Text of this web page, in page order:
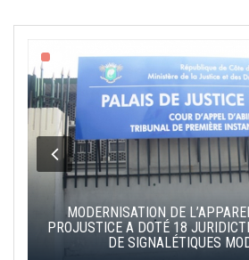
MODERNISATION DE
PROJUSTICE A DOTÉ 18
DE SIGNALÉTIQUES